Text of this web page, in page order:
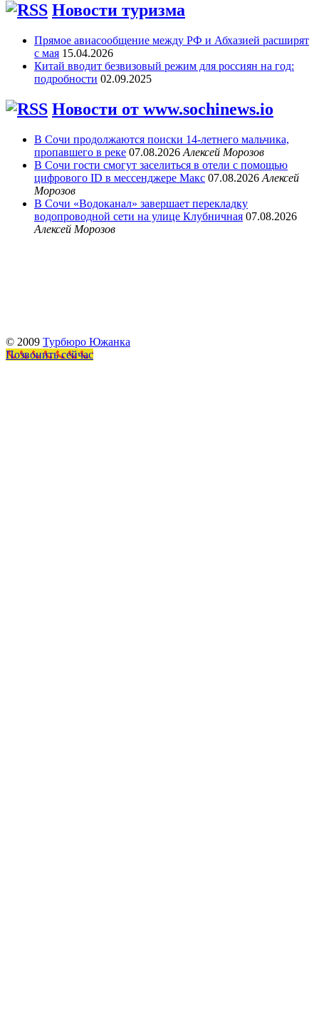
Новости туризма
Прямое авиасообщение между РФ и Абхазией расширят
с мая 15.04.2026
Китай вводит безвизовый режим для россиян на год:
подробности 02.09.2025
Новости от www.sochinews.io
В Сочи продолжаются поиски 14-летнего мальчика,
пропавшего в реке 07.08.2026 Алексей Морозов
В Сочи гости смогут заселиться в отели с помощью
цифрового ID в мессенджере Макс 07.08.2026 Алексей
Морозов
В Сочи «Водоканал» завершает перекладку
водопроводной сети на улице Клубничная 07.08.2026
Алексей Морозов
© 2009 Турбюро Южанка
Позвонить сейчас